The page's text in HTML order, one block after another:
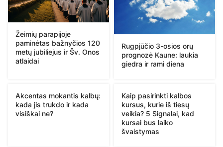
Žeimių parapijoje
paminėtas bažnyčios 120
metų jubiliejus ir Šv. Onos
atlaidai
Rugpjūčio 3-osios orų
prognozė Kaune: laukia
giedra ir rami diena
Akcentas mokantis kalbų:
kada jis trukdo ir kada
visiškai ne?
Kaip pasirinkti kalbos
kursus, kurie iš tiesų
veikia? 5 Signalai, kad
kursai bus laiko
švaistymas